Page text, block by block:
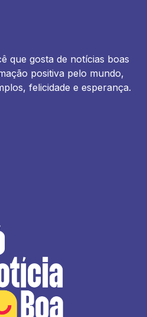
que gosta de notícias boas
positiva pelo mundo,
felicidade e esperança.